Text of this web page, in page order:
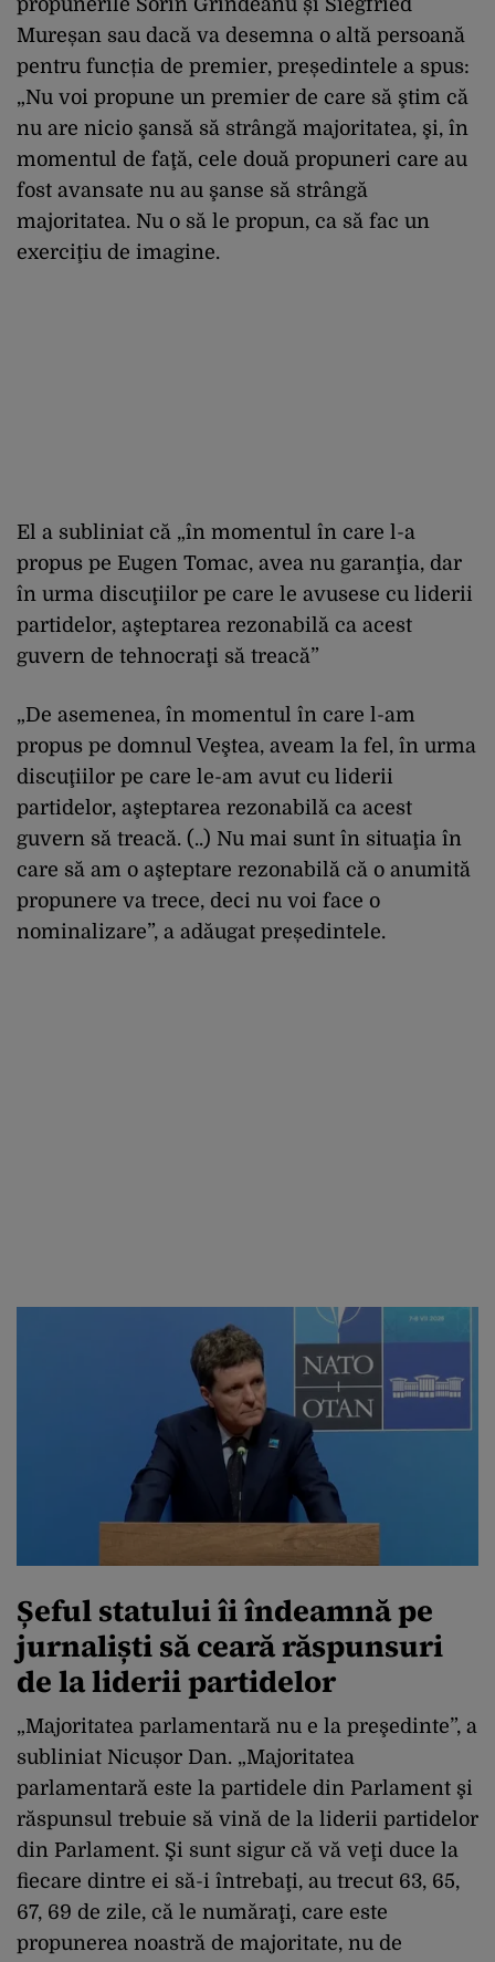
propunerile Sorin Grindeanu și Siegfried
Mureșan sau dacă va desemna o altă persoană
pentru funcția de premier, președintele a spus:
„Nu voi propune un premier de care să ştim că
nu are nicio şansă să strângă majoritatea, şi, în
momentul de faţă, cele două propuneri care au
fost avansate nu au şanse să strângă
majoritatea. Nu o să le propun, ca să fac un
exerciţiu de imagine.
El a subliniat că „în momentul în care l-a
propus pe Eugen Tomac, avea nu garanţia, dar
în urma discuţiilor pe care le avusese cu liderii
partidelor, aşteptarea rezonabilă ca acest
guvern de tehnocraţi să treacă”
„De asemenea, în momentul în care l-am
propus pe domnul Veştea, aveam la fel, în urma
discuţiilor pe care le-am avut cu liderii
partidelor, aşteptarea rezonabilă ca acest
guvern să treacă. (..) Nu mai sunt în situaţia în
care să am o aşteptare rezonabilă că o anumită
propunere va trece, deci nu voi face o
nominalizare”, a adăugat președintele.
Șeful statului îi îndeamnă pe
jurnaliști să ceară răspunsuri
de la liderii partidelor
„Majoritatea parlamentară nu e la preşedinte”, a
subliniat Nicușor Dan. „Majoritatea
parlamentară este la partidele din Parlament şi
răspunsul trebuie să vină de la liderii partidelor
din Parlament. Şi sunt sigur că vă veţi duce la
fiecare dintre ei să-i întrebaţi, au trecut 63, 65,
67, 69 de zile, că le număraţi, care este
propunerea noastră de majoritate, nu de